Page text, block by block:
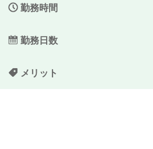
勤務時間
勤務日数
メリット